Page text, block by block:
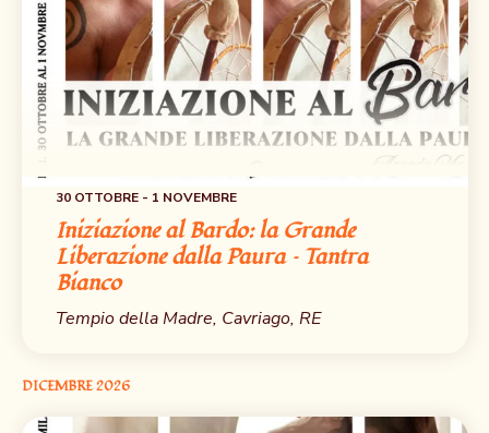
30 OTTOBRE- 1 NOVEMBRE
Iniziazione al Bardo: la Grande
Liberazione dalla Paura – Tantra
Bianco
Tempio della Madre, Cavriago, RE
DICEMBRE 2026